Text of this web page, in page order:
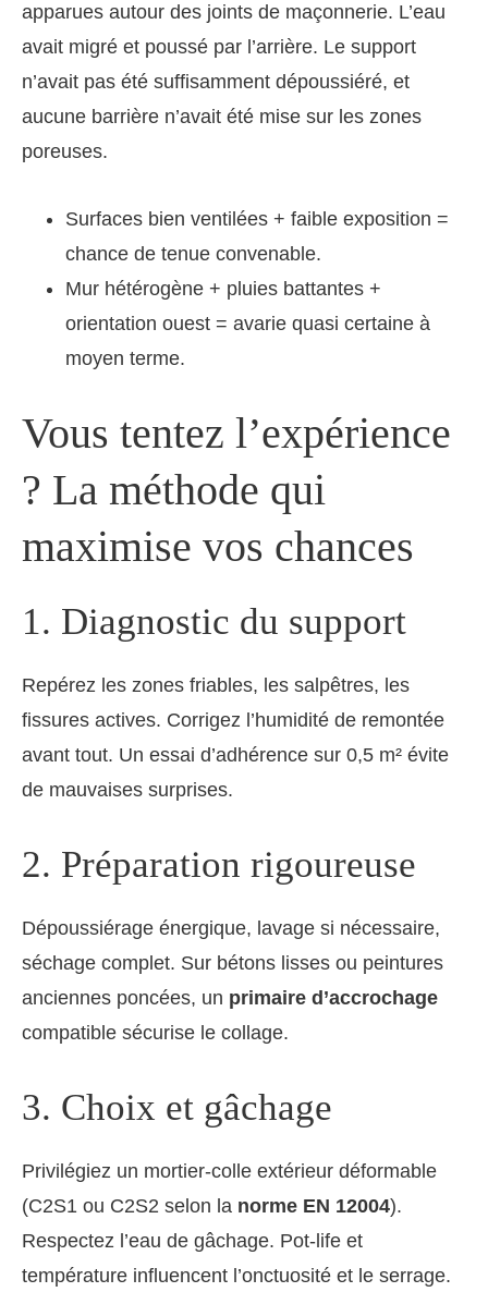
apparues autour des joints de maçonnerie. L’eau
avait migré et poussé par l’arrière. Le support
n’avait pas été suffisamment dépoussiéré, et
aucune barrière n’avait été mise sur les zones
poreuses.
Surfaces bien ventilées + faible exposition =
chance de tenue convenable.
Mur hétérogène + pluies battantes +
orientation ouest = avarie quasi certaine à
moyen terme.
Vous tentez l’expérience
? La méthode qui
maximise vos chances
1. Diagnostic du support
Repérez les zones friables, les salpêtres, les
fissures actives. Corrigez l’humidité de remontée
avant tout. Un essai d’adhérence sur 0,5 m² évite
de mauvaises surprises.
2. Préparation rigoureuse
Dépoussiérage énergique, lavage si nécessaire,
séchage complet. Sur bétons lisses ou peintures
anciennes poncées, un primaire d’accrochage
compatible sécurise le collage.
3. Choix et gâchage
Privilégiez un mortier-colle extérieur déformable
(C2S1 ou C2S2 selon la norme EN 12004).
Respectez l’eau de gâchage. Pot-life et
température influencent l’onctuosité et le serrage.